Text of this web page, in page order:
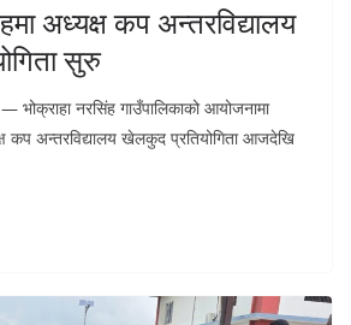
अध्यक्ष कप अन्तरविद्यालय
सुरु
नरसिंह गाउँपालिकाको आयोजनामा
कप अन्तरविद्यालय खेलकुद प्रतियोगिता आजदेखि